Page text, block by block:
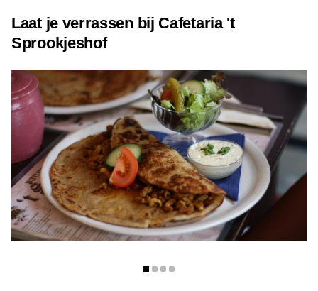
Laat je verrassen bij Cafetaria 't
Sprookjeshof